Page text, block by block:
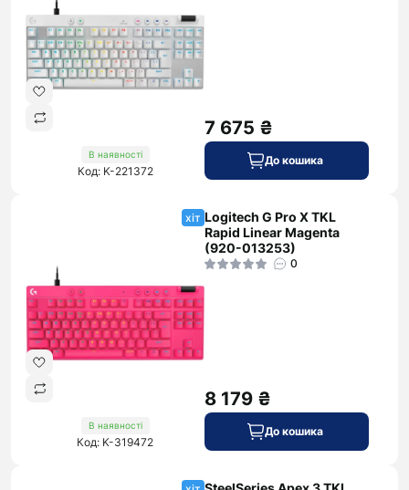
В наявності
Код: K-221372
7 675 ₴
До кошика
хіт
В наявності
Код: K-319472
Logitech G Pro X TKL
Rapid Linear Magenta
(920-013253)
0
8 179 ₴
До кошика